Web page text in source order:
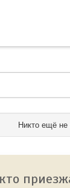
Никто ещё не